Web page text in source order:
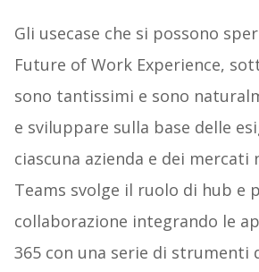
Gli usecase che si possono
Future of Work Experience,
sono tantissimi e sono
e sviluppare sulla base delle
ciascuna azienda e dei mercati
Teams svolge il ruolo di hub e
collaborazione integrando le
365 con una serie di strumenti